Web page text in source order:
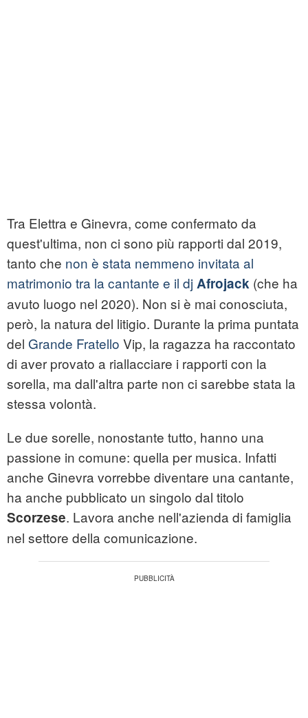
Tra Elettra e Ginevra, come confermato da
quest'ultima, non ci sono più rapporti dal 2019,
tanto che non è stata nemmeno invitata al
matrimonio tra la cantante e il djAfrojack (che ha
avuto luogo nel 2020). Non si è mai conosciuta,
però, la natura del litigio. Durante la prima puntata
del Grande Fratello Vip, la ragazza ha raccontato
di aver provato a riallacciare i rapporti con la
sorella, ma dall'altra parte non ci sarebbe stata la
stessa volontà.
Le due sorelle, nonostante tutto, hanno una
passione in comune: quella per musica. Infatti
anche Ginevra vorrebbe diventare una cantante,
ha anche pubblicato un singolo dal titolo
Scorzese. Lavora anche nell'azienda di famiglia
nel settore della comunicazione.